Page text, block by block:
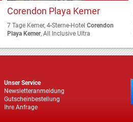
Corendon Playa Kemer
7 Tage Kemer, 4-Sterne-Hotel Corendon
Playa Kemer, All Inclusive Ultra
Unser Service
Newsletteranmeldung
Gutscheinbestellung
Ihre Anfrage